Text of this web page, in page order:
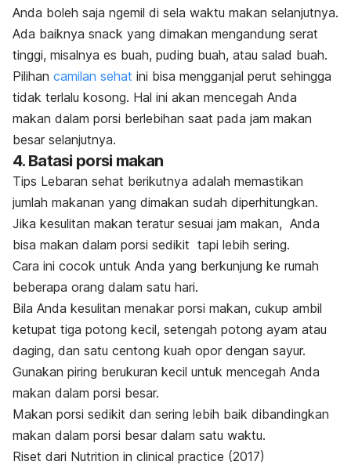
Anda boleh saja ngemil di sela waktu makan selanjutnya.
Ada baiknya snack yang dimakan mengandung serat
tinggi, misalnya es buah, puding buah, atau salad buah.
Pilihan camilan sehat ini bisa mengganjal perut sehingga
tidak terlalu kosong. Hal ini akan mencegah Anda
makan dalam porsi berlebihan saat pada jam makan
besar selanjutnya.
4. Batasi porsi makan
Tips Lebaran sehat berikutnya adalah memastikan
jumlah makanan yang dimakan sudah diperhitungkan.
Jika kesulitan makan teratur sesuai jam makan, Anda
bisa makan dalam porsi sedikit tapi lebih sering.
Cara ini cocok untuk Anda yang berkunjung ke rumah
beberapa orang dalam satu hari.
Bila Anda kesulitan menakar porsi makan, cukup ambil
ketupat tiga potong kecil, setengah potong ayam atau
daging, dan satu centong kuah opor dengan sayur.
Gunakan piring berukuran kecil untuk mencegah Anda
makan dalam porsi besar.
Makan porsi sedikit dan sering lebih baik dibandingkan
makan dalam porsi besar dalam satu waktu.
Riset dari Nutrition in clinical practice (2017)